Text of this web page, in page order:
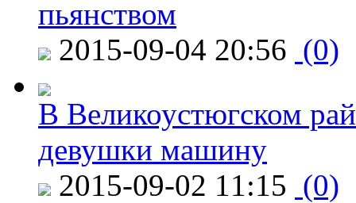
пьянством
2015-09-04 20:56 (0)
В Великоустюгском
девушки машину
2015-09-02 11:15 (0)